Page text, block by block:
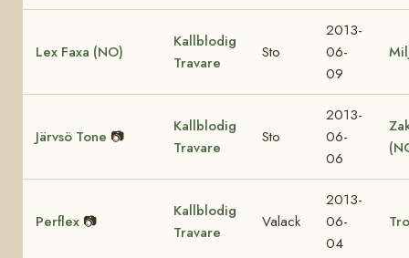
Lex Faxa (NO)
Kallblodig
Travare
Sto
2013-
06-
09
Järvsö Tone 📷
Kallblodig
Travare
Sto
2013-
06-
06
Perflex 📷
Kallblodig
Travare
Valack
2013-
06-
04